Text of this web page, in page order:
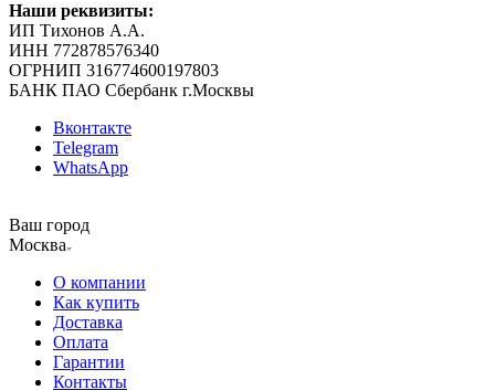
Наши реквизиты:
ИП Тихонов А.А.
ИНН 772878576340
ОГРНИП 316774600197803
БАНК ПАО Сбербанк г.Москвы
Вконтакте
Telegram
WhatsApp
Ваш город
Москва
О компании
Как купить
Доставка
Оплата
Гарантии
Контакты